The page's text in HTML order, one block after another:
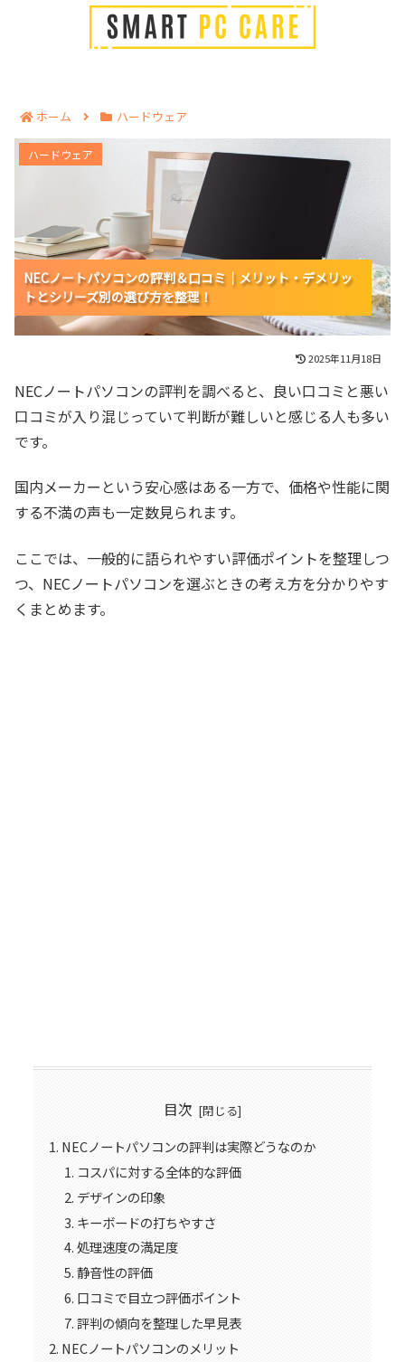
ホーム ハードウェア
NECノートパソコンの評判＆口コミ｜メリット・デメリ
ットとシリーズ別の選び方を整理！
NECノートパソコンの評判＆口コミ｜メリット・デメリッ
トとシリーズ別の選び方を整理！
NECノートパソコンの評判＆口コミ｜メリット・デメリッ
トとシリーズ別の選び方を整理！
NECノートパソコンの評判＆口コミ｜メリット・デメリッ
トとシリーズ別の選び方を整理！
ハードウェア
2025年11月18日
NECノートパソコンの評判を調べると、良い口コミと悪い
口コミが入り混じっていて判断が難しいと感じる人も多い
です。
国内メーカーという安心感はある一方で、価格や性能に関
する不満の声も一定数見られます。
ここでは、一般的に語られやすい評価ポイントを整理しつ
つ、NECノートパソコンを選ぶときの考え方を分かりやす
くまとめます。
目次
NECノートパソコンの評判は実際どうなのか
コスパに対する全体的な評価
デザインの印象
キーボードの打ちやすさ
処理速度の満足度
静音性の評価
口コミで目立つ評価ポイント
評判の傾向を整理した早見表
NECノートパソコンのメリット